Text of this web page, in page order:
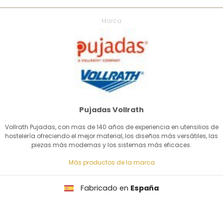
Marca
Pujadas Vollrath
Vollrath Pujadas, con mas de 140 años de experiencia en utensilios de
hostelería ofreciendo el mejor material, los diseños más versátiles, las
piezas más modernas y los sistemas más eficaces.
Más productos de la marca
Fabricado en España